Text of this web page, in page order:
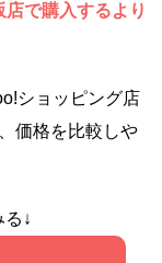
で購入するより
ショッピング店
価格を比較しや
↓